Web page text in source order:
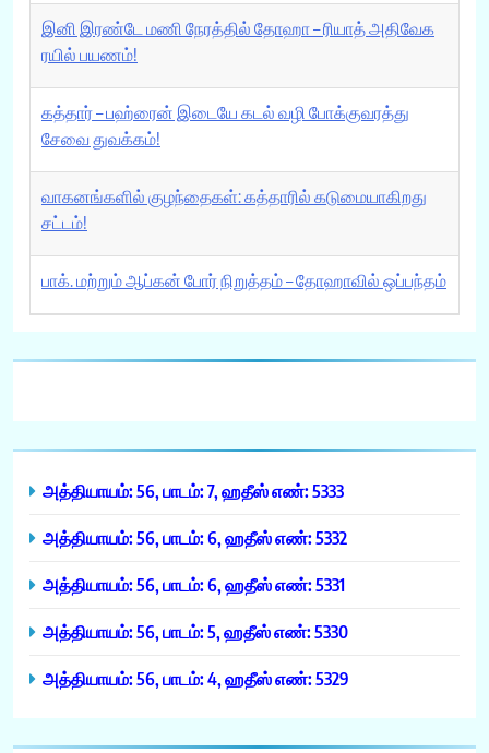
இனி இரண்டே மணி நேரத்தில் தோஹா – ரியாத் அதிவேக
ரயில் பயணம்!
கத்தார் – பஹ்ரைன் இடையே கடல் வழி போக்குவரத்து
சேவை துவக்கம்!
வாகனங்களில் குழந்தைகள்: கத்தாரில் கடுமையாகிறது
சட்டம்!
பாக். மற்றும் ஆப்கன் போர் நிறுத்தம் – தோஹாவில் ஒப்பந்தம்
அத்தியாயம்: 56, பாடம்: 7, ஹதீஸ் எண்: 5333
அத்தியாயம்: 56, பாடம்: 6, ஹதீஸ் எண்: 5332
அத்தியாயம்: 56, பாடம்: 6, ஹதீஸ் எண்: 5331
அத்தியாயம்: 56, பாடம்: 5, ஹதீஸ் எண்: 5330
அத்தியாயம்: 56, பாடம்: 4, ஹதீஸ் எண்: 5329